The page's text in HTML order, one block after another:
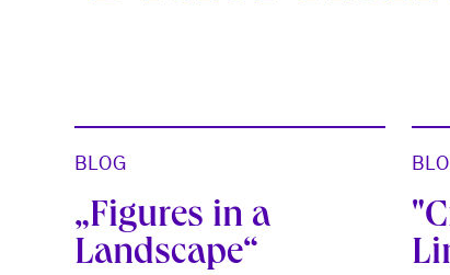
BLOG
„Figures in a
Landscape“